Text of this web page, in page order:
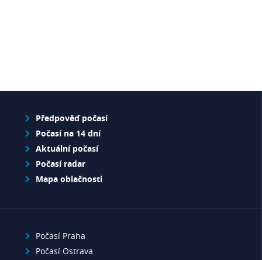
Předpověď počasí
Počasí na 14 dní
Aktuální počasí
Počasí radar
Mapa oblačnosti
Počasí Praha
Počasí Ostrava